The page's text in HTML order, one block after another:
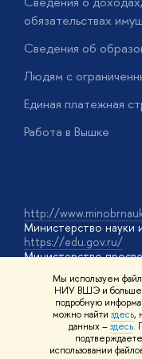
Мы используем
НИУ ВШЭ и
подробную
можно найти здесь,
данных –здесь.
использовании
обязательствах
Сведения об
Людям с
Единая платежная
Работа в Вышке
http://
Министерство науки
https://edu.gov.ru/
Министерство
https://
Массовые открытые
© НИУ ВШЭ 1993–2026
использования